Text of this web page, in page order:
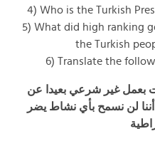
4) Who is the Turkish
5) What did high ranking
the Turkish
6) Translate the
بعمل غير شرعي بعيدا عن
أننا لن نسمح بأي نشاط يضر